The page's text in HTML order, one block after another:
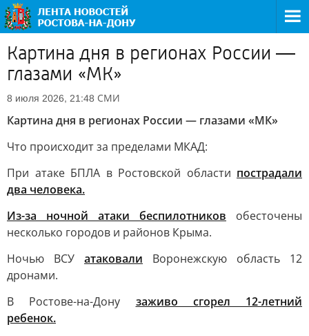
Картина дня в регионах России —
глазами «МК»
8 июля 2026, 21:48 СМИ
Картина дня в регионах России — глазами «МК»
Что происходит за пределами МКАД:
При атаке БПЛА в Ростовской области пострадали
два человека.
Из-за ночной атаки беспилотников обесточены
несколько городов и районов Крыма.
Ночью ВСУ атаковали Воронежскую область 12
дронами.
В Ростове-на-Дону заживо сгорел 12-летний
ребенок.